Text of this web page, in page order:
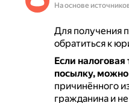
На основе
Для получения
обратиться к
Если
посылку,
причинённого
гражданина и